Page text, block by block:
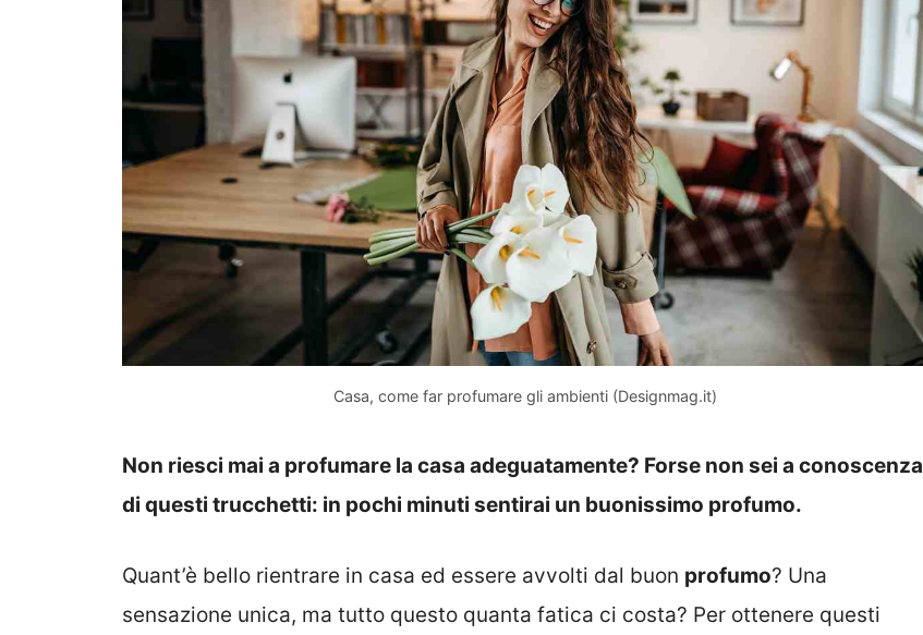
Casa, come far profumare gli ambienti (Designmag.it)
Non riesci mai a profumare la casa adeguatamente? Forse non sei a conoscenza
di questi trucchetti: in pochi minuti sentirai un buonissimo profumo.
Quant’è bello rientrare in casa ed essere avvolti dal buon profumo? Una
sensazione unica, ma tutto questo quanta fatica ci costa? Per ottenere questi